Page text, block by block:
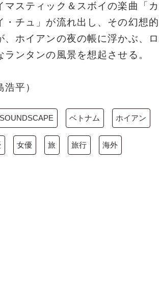
マスティック＆スボイの楽曲「カ
・チュ」が流れ出し、その幻想的
、ホイアンの夜の帳に浮かぶ、ロ
ランタンの風景を想起させる。
浩平）
ベトナム ホイアン
女優 旅 旅行 海外